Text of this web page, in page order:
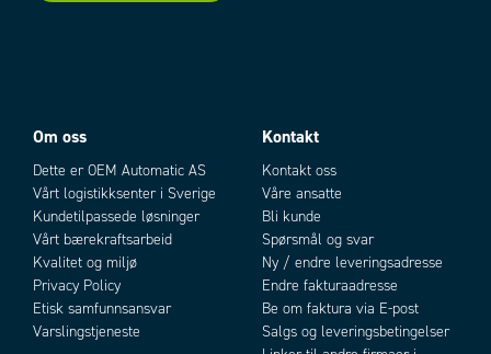
Om oss
Dette er OEM Automatic AS
Vårt logistikksenter i Sverige
Kundetilpassede løsninger
Vårt bærekraftsarbeid
Kvalitet og miljø
Privacy Policy
Etisk samfunnsansvar
Varslingstjeneste
Kontakt
Kontakt oss
Våre ansatte
Bli kunde
Spørsmål og svar
Ny / endre leveringsadresse
Endre fakturaadresse
Be om faktura via E-post
Salgs og leveringsbetingelser